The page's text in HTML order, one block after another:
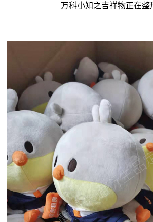
万科小知之吉祥物正在整